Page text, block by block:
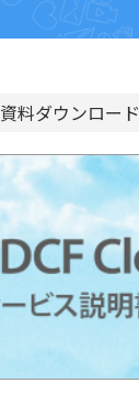
資料ダウンロード